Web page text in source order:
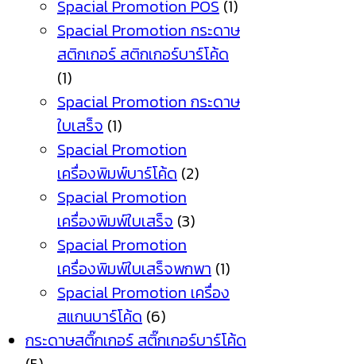
Spacial Promotion POS (1)
Spacial Promotion กระดาษ
สติกเกอร์ สติกเกอร์บาร์โค้ด
(1)
Spacial Promotion กระดาษ
ใบเสร็จ (1)
Spacial Promotion
เครื่องพิมพ์บาร์โค้ด (2)
Spacial Promotion
เครื่องพิมพ์ใบเสร็จ (3)
Spacial Promotion
เครื่องพิมพ์ใบเสร็จพกพา (1)
Spacial Promotion เครื่อง
สแกนบาร์โค้ด (6)
กระดาษสติ๊กเกอร์ สติ๊กเกอร์บาร์โค้ด